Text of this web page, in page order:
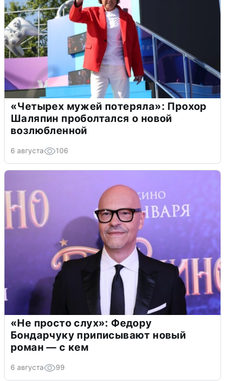
«Четырех мужей потеряла»: Прохор
Шаляпин проболтался о новой
возлюбленной
6 августа 106
«Не просто слух»: Федору
Бондарчуку приписывают новый
роман — с кем
6 августа 99